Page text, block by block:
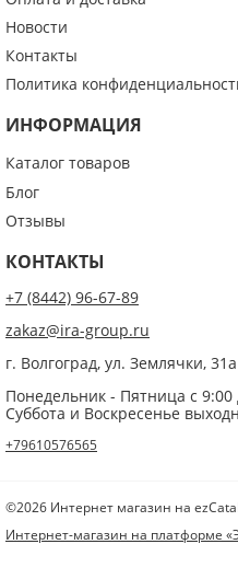
Новости
Контакты
Политика
ИНФОРМАЦИЯ
Каталог товаров
Блог
Отзывы
КОНТАКТЫ
+7 (8442) 96-67-89
zakaz@ira-group.ru
г. Волгоград, ул. Землячки, 31а
Понедельник - Пятница с 9:00
Суббота и Воскресенье
+79610576565
©2026 Интернет магазин на
Интернет-магазин на платформе